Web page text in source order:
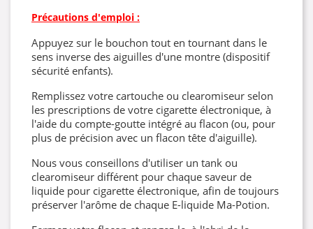
Précautions d'emploi :
Appuyez sur le bouchon tout en tournant dans le
sens inverse des aiguilles d'une montre (dispositif
sécurité enfants).
Remplissez votre cartouche ou clearomiseur selon
les prescriptions de votre cigarette électronique, à
l'aide du compte-goutte intégré au flacon (ou, pour
plus de précision avec un flacon tête d'aiguille).
Nous vous conseillons d'utiliser un tank ou
clearomiseur différent pour chaque saveur de
liquide pour cigarette électronique, afin de toujours
préserver l'arôme de chaque E-liquide Ma-Potion.